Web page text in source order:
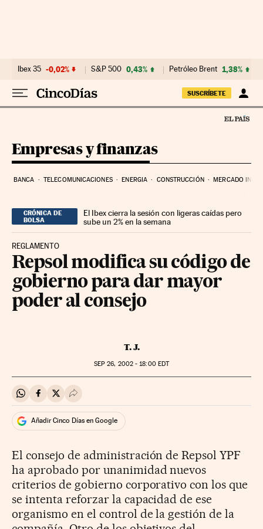
Ibex 35 -0,02% S&P 500 0,43% Petróleo Brent 1,38%
SUSCRÍBETE
Empresas y finanzas
BANCA TELECOMUNICACIONES ENERGIA CONSTRUCCIÓN MERCADO
CRÓNICA DE
BOLSA
El Ibex cierra la sesión con ligeras caídas pero
sube un 2% en la semana
REGLAMENTO
Repsol modifica su código de
gobierno para dar mayor
poder al consejo
T. J.
SEP 26, 2002 - 18:00EDT
Compartir en Whatsapp
Compartir en Facebook
Compartir en Twitter
Desplegar Redes Sociales
Añadir Cinco Días en Google
El consejo de administración de Repsol YPF
ha aprobado por unanimidad nuevos
criterios de gobierno corporativo con los que
se intenta reforzar la capacidad de ese
organismo en el control de la gestión de la